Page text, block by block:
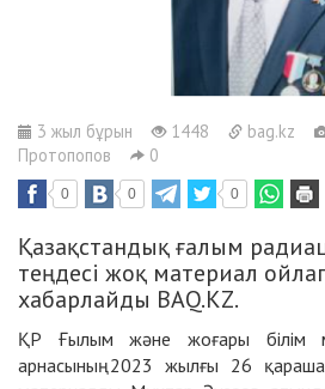
3 жыл бұрын 1448 bag.kz
Протопопов
0
0 0 0
Қазақстандық ғалым
теңдесі жоқ материал
хабарлайды BAQ.KZ.
ҚР Ғылым және жоғары білім
арнасының 2023 жылғы 26